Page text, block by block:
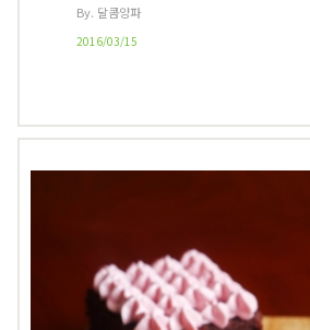
By. 달콤양파
2016/03/15